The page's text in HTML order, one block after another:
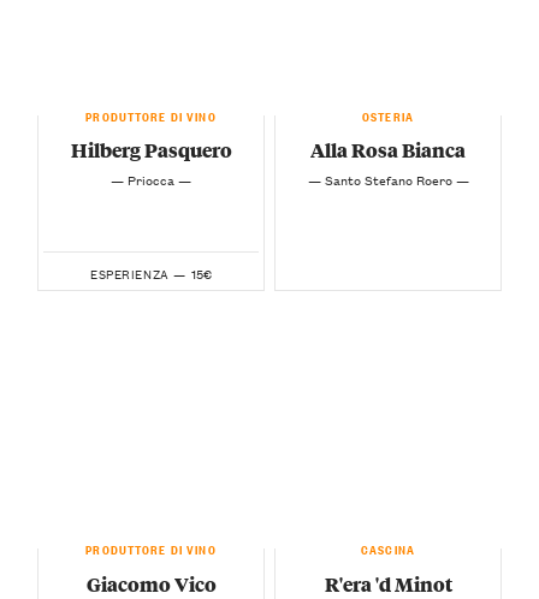
PRODUTTORE DI VINO
Hilberg Pasquero
— Priocca —
ESPERIENZA — 15€
OSTERIA
Alla Rosa Bianca
— Santo Stefano Roero —
PRODUTTORE DI VINO
Giacomo Vico
CASCINA
R'era 'd Minot